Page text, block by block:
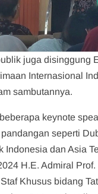
juga disinggung
Internasional
sambutannya.
keynote
seperti
Indonesia dan Asia
H.E. Admiral Prof.
Khusus bidang